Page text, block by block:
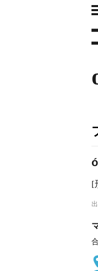
[